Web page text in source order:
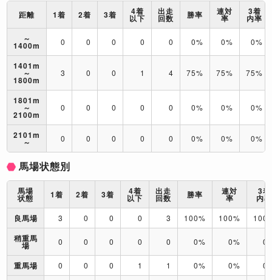
距離 1着 2着 3着 4着
以下
出走
回数 勝率 連対
率
3着
内率
～
1400m 0 0 0 0 0 0% 0% 0%
1401m
～
1800m
3 0 0 1 4 75% 75% 75%
1801m
～
2100m
0 0 0 0 0 0% 0% 0%
2101m
～ 0 0 0 0 0 0% 0% 0%
馬場状態別
馬場
状態 1着 2着 3着 4着
以下
出走
回数 勝率 連対
率
3着
内率
良馬場
3 0 0 0 3 100% 100%
稍重馬
場 0 0 0 0 0 0% 0%
重馬場 0 0 0 1 1 0% 0%